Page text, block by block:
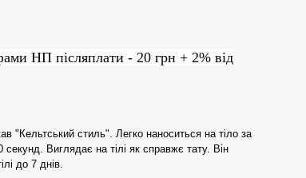
НП післяплати - 20 грн + 2% від
"Кельтський стиль". Легко наноситься на тіло за
Виглядає на тілі як справжє тату. Він
до 7 днів.